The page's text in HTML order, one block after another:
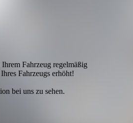
Fahrzeug regelmäßig
Fahrzeugs erhöht!
bei uns zu sehen.